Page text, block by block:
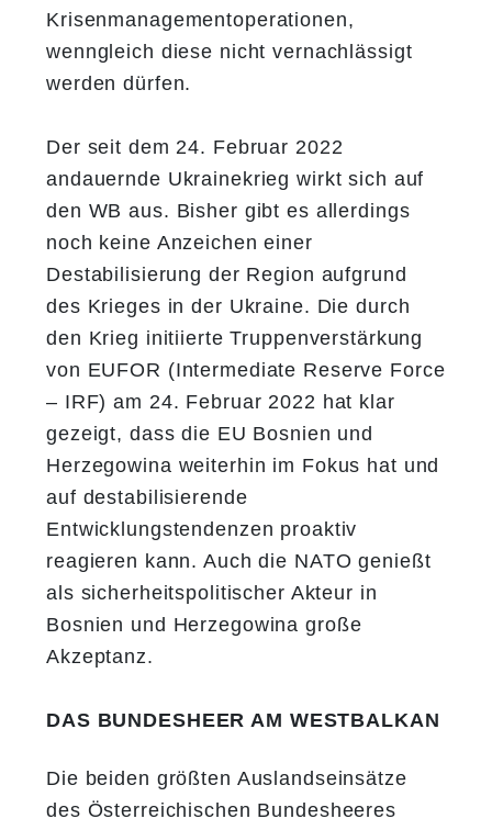
Krisenmanagementoperationen,
wenngleich diese nicht vernachlässigt
werden dürfen.
Der seit dem 24. Februar 2022
andauernde Ukrainekrieg wirkt sich auf
den WB aus. Bisher gibt es allerdings
noch keine Anzeichen einer
Destabilisierung der Region aufgrund
des Krieges in der Ukraine. Die durch
den Krieg initiierte Truppenverstärkung
von EUFOR (Intermediate Reserve Force
– IRF) am 24. Februar 2022 hat klar
gezeigt, dass die EU Bosnien und
Herzegowina weiterhin im Fokus hat und
auf destabilisierende
Entwicklungstendenzen proaktiv
reagieren kann. Auch die NATO genießt
als sicherheitspolitischer Akteur in
Bosnien und Herzegowina große
Akzeptanz.
DAS BUNDESHEER AM WESTBALKAN
Die beiden größten Auslandseinsätze
des Österreichischen Bundesheeres